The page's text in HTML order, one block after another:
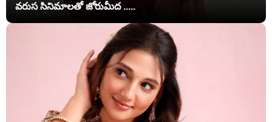
వరుస సినిమాలతో జోరుమీద .....